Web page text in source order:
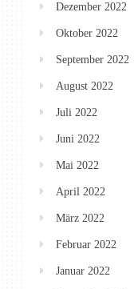
Dezember 2022
Oktober 2022
September 2022
August 2022
Juli 2022
Juni 2022
Mai 2022
April 2022
März 2022
Februar 2022
Januar 2022